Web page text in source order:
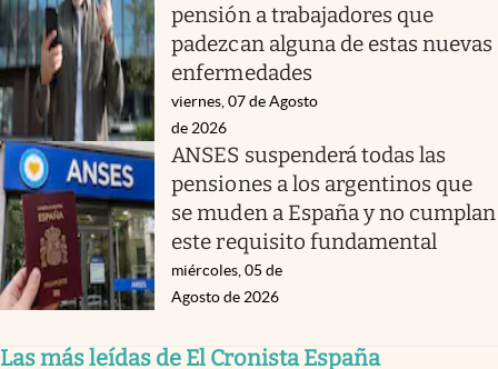
pensión a trabajadores que
padezcan alguna de estas nuevas
enfermedades
viernes, 07 de Agosto
de 2026
ANSES suspenderá todas las
pensiones a los argentinos que
se muden a España y no cumplan
este requisito fundamental
miércoles, 05 de
Agosto de 2026
Las más leídas de El Cronista España